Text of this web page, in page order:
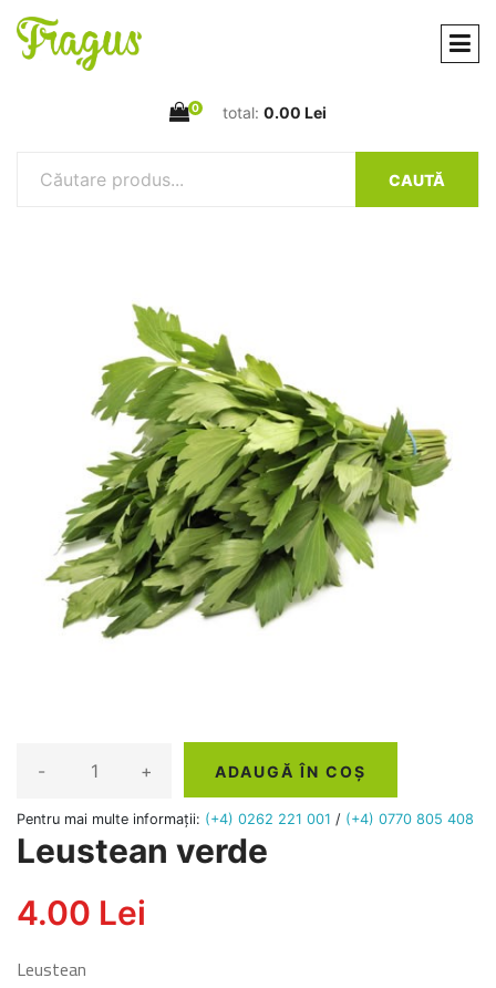
0 total: 0.00 Lei
CAUTĂ
- + ADAUGĂ ÎN COȘ
Pentru mai multe informații: (+4) 0262 221 001 / (+4) 0770 805 408
Leustean verde
4.00 Lei
Leustean